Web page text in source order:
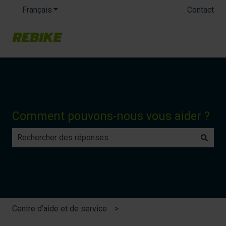
Français Afficher le sous-menu pour les traductionsContact
Comment pouvons-nous vous aider ?
Centre d'aide et de service